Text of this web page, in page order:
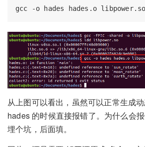
从上图可以看出，虽然可以正常生成
hades 的时候直接报错了。为什么会
埋个坑，后面填。